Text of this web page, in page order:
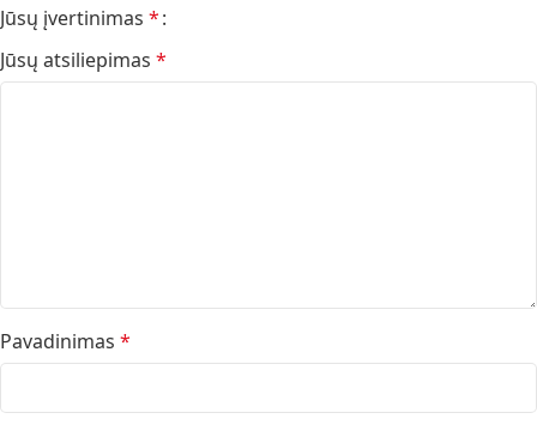
Jūsų įvertinimas *
Jūsų atsiliepimas *
Pavadinimas *